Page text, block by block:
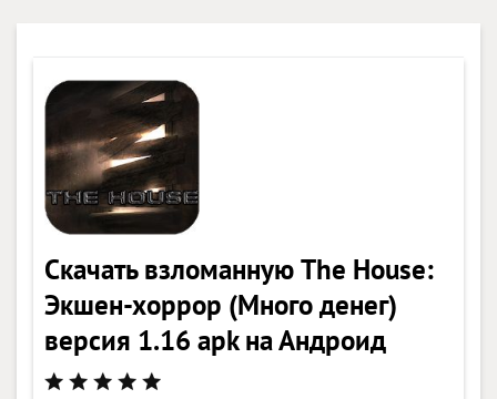
Скачать взломанную The House:
Экшен-хоррор (Много денег)
версия 1.16 apk на Андроид